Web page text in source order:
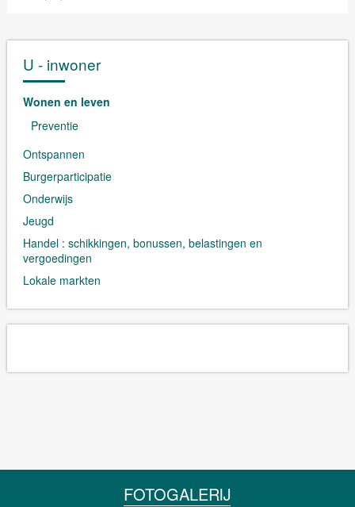
U - inwoner
Wonen en leven
Preventie
Ontspannen
Burgerparticipatie
Onderwijs
Jeugd
Handel : schikkingen, bonussen, belastingen en
vergoedingen
Lokale markten
FOTOGALERIJ